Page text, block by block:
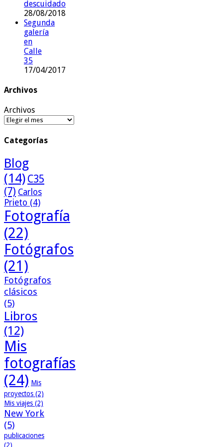
descuidado
28/08/2018
Segunda
galería
en
Calle
35
17/04/2017
Archivos
Archivos
Categorías
Blog
(14) C35
(7) Carlos
Prieto (4)
Fotografía
(22)
Fotógrafos
(21)
Fotógrafos
clásicos
(5)
Libros
(12)
Mis
fotografías
(24) Mis
proyectos (2)
Mis viajes (2)
New York
(5)
publicaciones
(2)